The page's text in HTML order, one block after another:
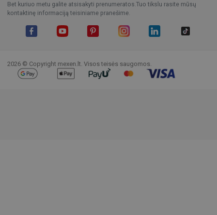
Bet kuriuo metu galite atsisakyti prenumeratos.Tuo tikslu rasite mūsų
kontaktinę informaciją teisiniame pranešime.
2026 © Copyright mexen.lt. Visos teisės saugomos.